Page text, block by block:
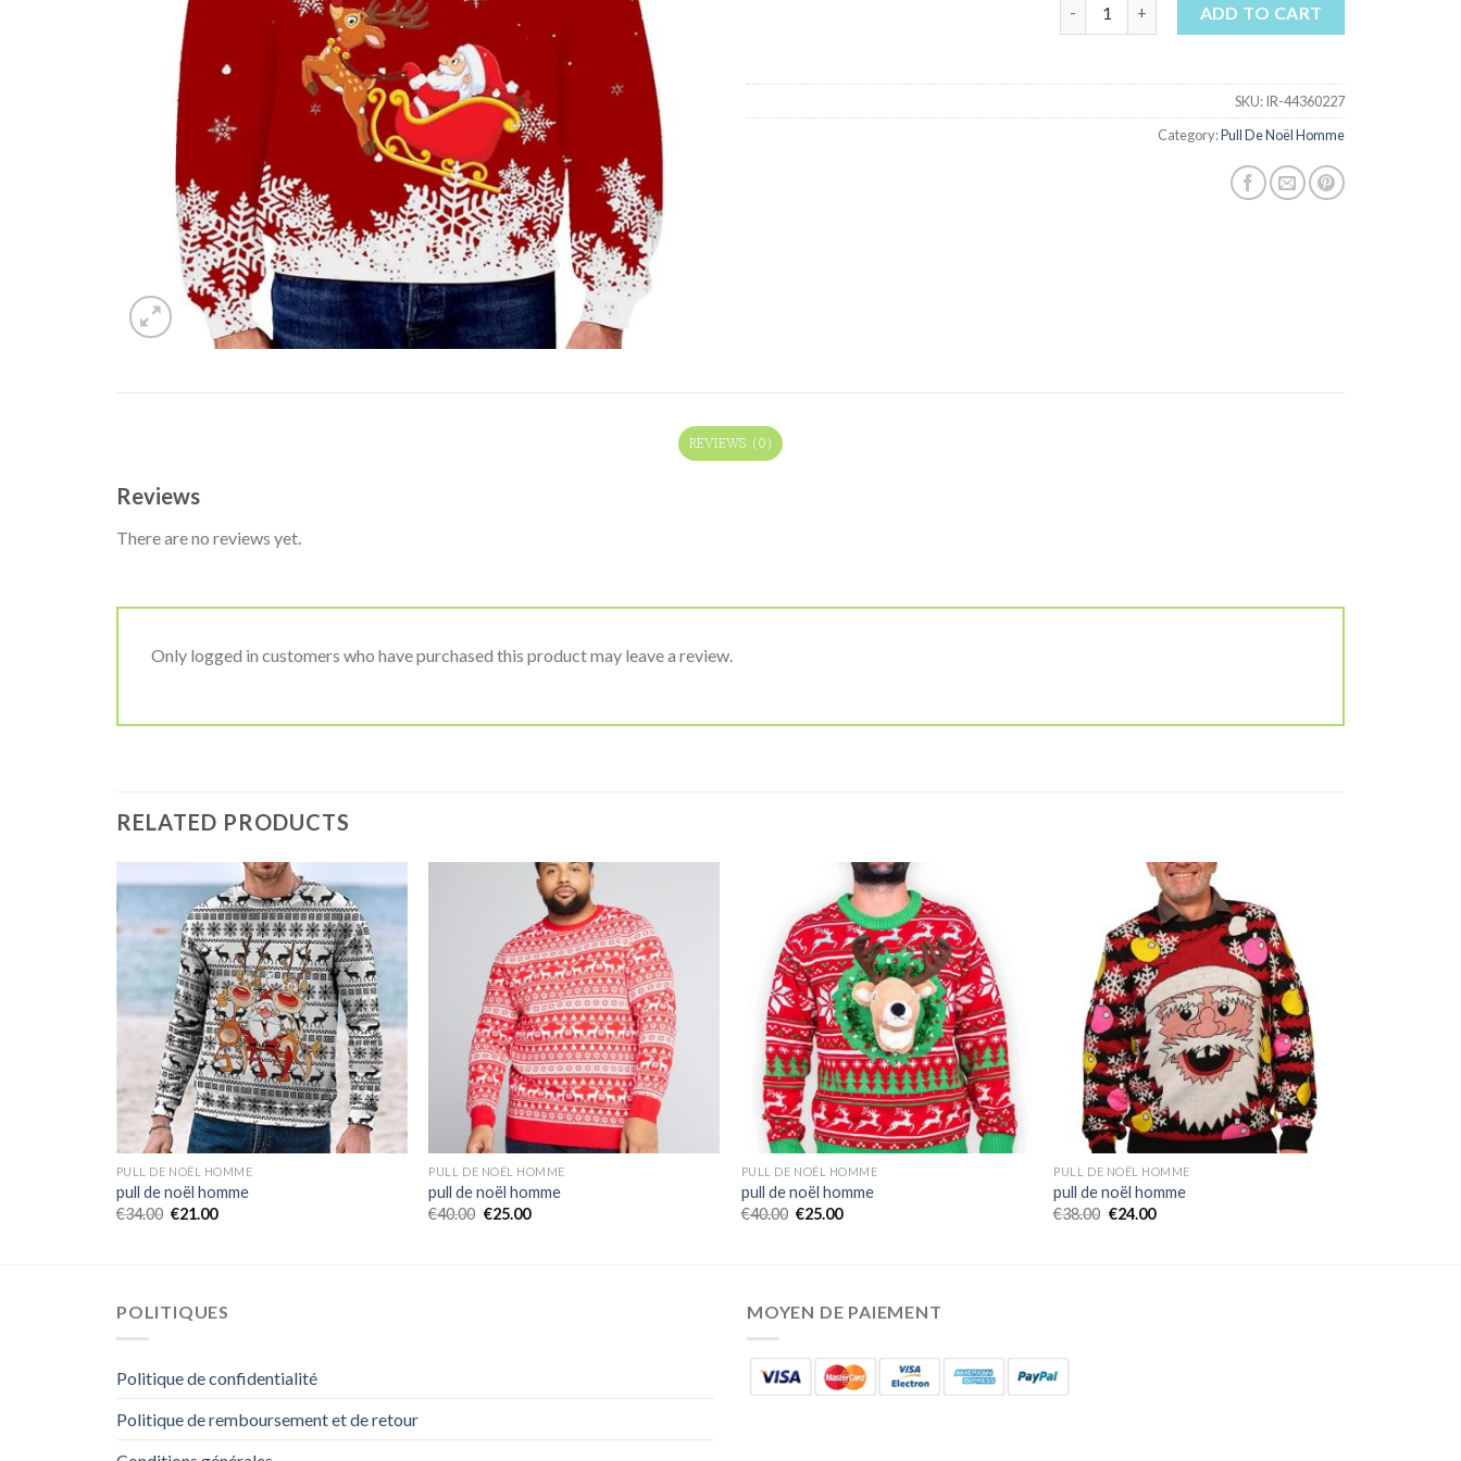
ADD TO CART
SKU:IR-44360227
Category:Pull De Noël Homme
REVIEWS (0)
Reviews
There are no reviews yet.
Only logged in customers who have purchased this product may leave a review.
RELATED PRODUCTS
PULL DE NOËL HOMME
pull de noël homme
€34.00 €21.00
PULL DE NOËL HOMME
pull de noël homme
€40.00 €25.00
PULL DE NOËL HOMME
pull de noël homme
€40.00 €25.00
PULL DE NOËL HOMME
pull de noël homme
€38.00 €24.00
POLITIQUES
Politique de confidentialité
Politique de remboursement et de retour
MOYEN DE PAIEMENT